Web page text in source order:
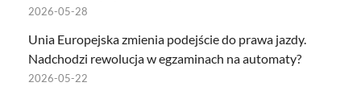
2026-05-28
Unia Europejska zmienia podejście do prawa jazdy.
Nadchodzi rewolucja w egzaminach na automaty?
2026-05-22